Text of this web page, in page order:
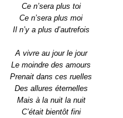
Ce n’sera plus toi
Ce n’sera plus moi
Il n’y a plus d’autrefois
A vivre au jour le jour
Le moindre des amours
Prenait dans ces ruelles
Des allures éternelles
Mais à la nuit la nuit
C’était bientôt fini